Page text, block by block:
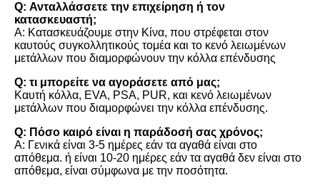
Q: Ανταλλάσσετε την επιχείρηση ή τον
κατασκευαστή;
Α: Κατασκευάζουμε στην Κίνα, που στρέφεται στον
καυτούς συγκολλητικούς τομέα και το κενό λειωμένων
μετάλλων που διαμορφώνουν την κόλλα επένδυσης
Q: τι μπορείτε να αγοράσετε από μας;
Καυτή κόλλα, EVA, PSA, PUR, και κενό λειωμένων
μετάλλων που διαμορφώνει την κόλλα επένδυσης.
Q: Πόσο καιρό είναι η παράδοσή σας χρόνος;
Α: Γενικά είναι 3-5 ημέρες εάν τα αγαθά είναι στο
απόθεμα. ή είναι 10-20 ημέρες εάν τα αγαθά δεν είναι στο
απόθεμα, είναι σύμφωνα με την ποσότητα.